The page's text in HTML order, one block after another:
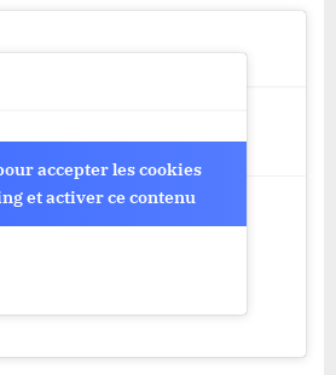
accepter les cookies
et activer ce contenu
accepter les cookies
et activer ce contenu